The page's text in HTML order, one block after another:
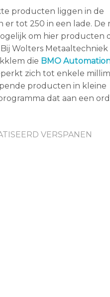
producten liggen in de
er tot 250 in een lade. De
om hier producten
Wolters Metaaltechniek
die BMO
zich tot enkele
producten in kleine
dat aan een
VERSPANEN